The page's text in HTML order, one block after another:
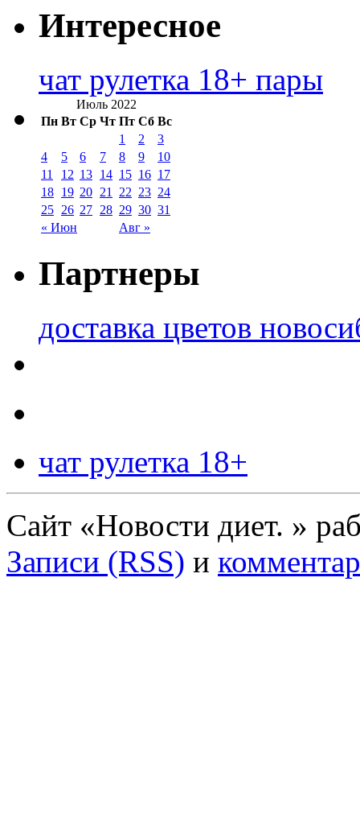
Интересное
чат рулетка 18+ пары
Июль 2022
Пн Вт Ср Чт Пт Сб Вс
« Июн Авг »
1 2
3
4
5 6 7 8 9
10
11
12 13 14 15 16 17
18 19 20 21 22 23 24
25 26 27 28 29 30 31
Партнеры
доставка цветов
чат рулетка 18+
Сайт «Новости диет. »
Записи (RSS) и